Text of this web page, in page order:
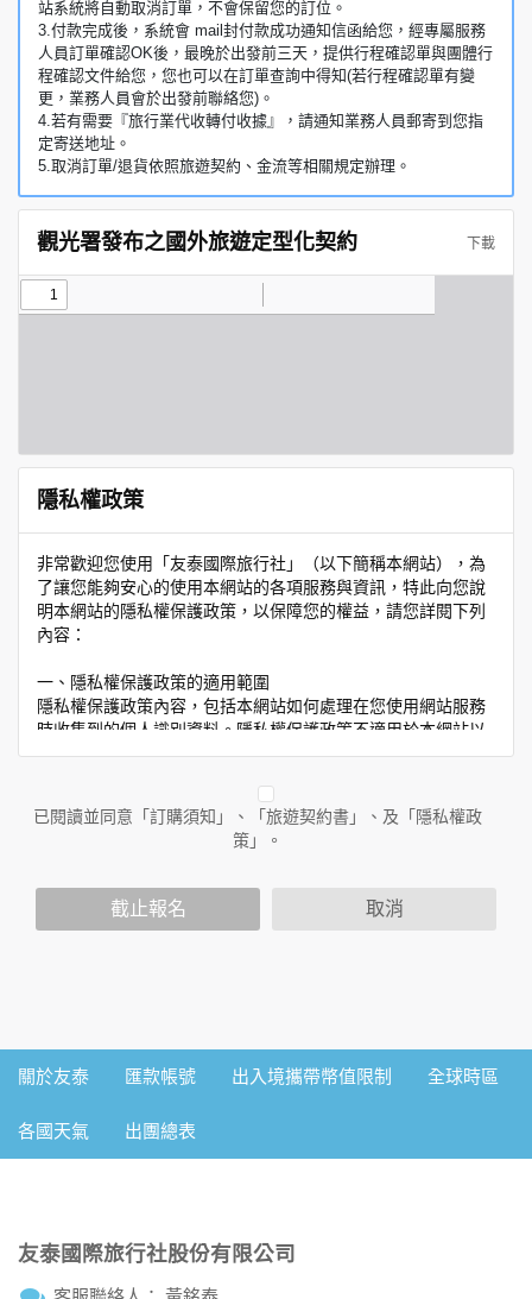
站系統將自動取消訂單，不會保留您的訂位。
3.付款完成後，系統會 mail封付款成功通知信函給您，經專屬服務
人員訂單確認OK後，最晚於出發前三天，提供行程確認單與團體行
程確認文件給您，您也可以在訂單查詢中得知(若行程確認單有變
更，業務人員會於出發前聯絡您)。
4.若有需要『旅行業代收轉付收據』，請通知業務人員郵寄到您指
定寄送地址。
5.取消訂單/退貨依照旅遊契約、金流等相關規定辦理。
觀光署發布之國外旅遊定型化契約 下載
隱私權政策
非常歡迎您使用「友泰國際旅行社」（以下簡稱本網站），為
了讓您能夠安心的使用本網站的各項服務與資訊，特此向您說
明本網站的隱私權保護政策，以保障您的權益，請您詳閱下列
內容：
一、隱私權保護政策的適用範圍
隱私權保護政策內容，包括本網站如何處理在您使用網站服務
時收集到的個人識別資料。隱私權保護政策不適用於本網站以
外的相關連結網站，也不適用於非本網站所委託或參與管理的
二、個人資料的蒐集、處理及利用方式
當您造訪本網站或使用本網站所提供之功能服務時，我們將視
範圍內處理及利用您的個人資料；非經您書面同意，本網站不
會將個人資料用於其他用途。
為提供精確的服務，我們會將收集的問卷調查內容進行統計與
外，我們會視需要公佈統計數據及說明文字，但不涉及特定個
人之資料。
備及必要的安全防護措施，加以保護網站及您的個人資料採用
已閱讀並同意「訂購須知」、「旅遊契約書」、及「隱私權政
策」。
截止報名 取消
關於友泰 匯款帳號 出入境攜帶幣值限制 全球時區
各國天氣 出團總表
友泰國際旅行社股份有限公司